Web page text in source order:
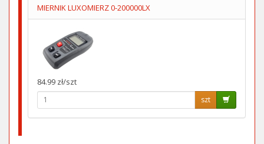
MIERNIK LUXOMIERZ 0-200000LX
84.99 zł/szt
szt